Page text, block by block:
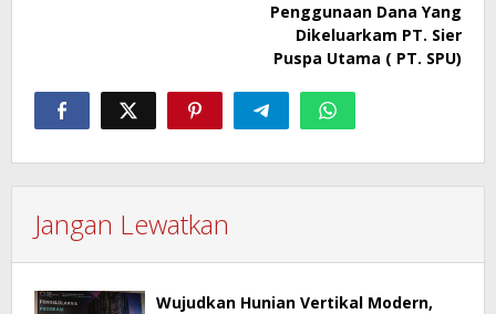
Penggunaan Dana Yang
Dikeluarkam PT. Sier
Puspa Utama ( PT. SPU)
Jangan Lewatkan
Wujudkan Hunian Vertikal Modern,